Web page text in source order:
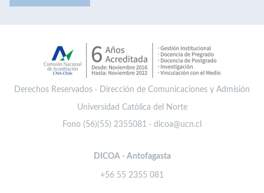
Derechos Reservados · Dirección de Comunicaciones y Admisión
Universidad Católica del Norte
Fono (56)(55) 2355081 · dicoa@ucn.cl
DICOA - Antofagasta
+56 55 2355 081